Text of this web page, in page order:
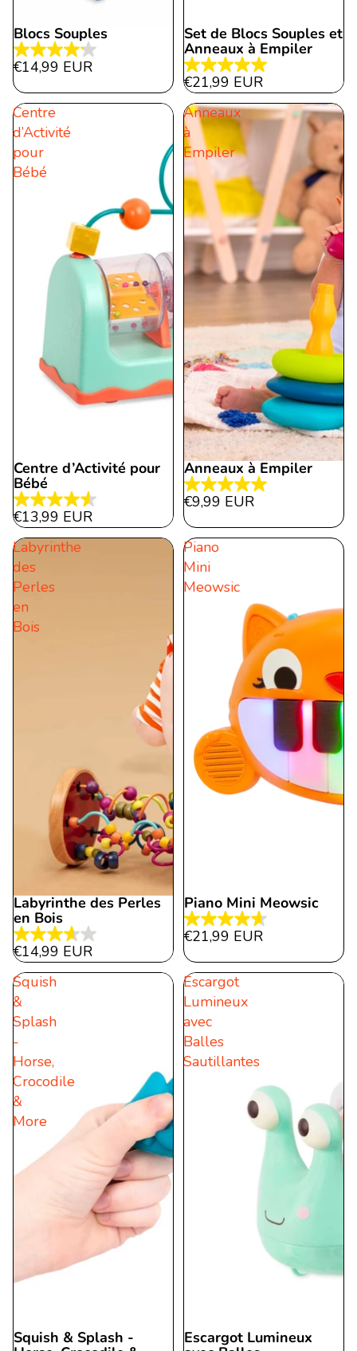
Épuisé
Blocs Souples
4.2
sur
15
€14,99 EUR
Set de Blocs Souples et
Anneaux à Empiler
5.0
étoile(s)
sur
5.
21
évaluations
€21,99 EUR
Centre
d’Activité
pour
Bébé
Centre d’Activité pour
Bébé
4.5
étoile(s)
sur
€13,99 EUR
Anneaux
à
Empiler
Anneaux à Empiler
5.0
sur
évaluations
€9,99 EUR
Labyrinthe
des
Perles
en
Bois
Labyrinthe des Perles
en Bois
3.7
étoile(s)
€14,99 EUR
Piano
Mini
Meowsic
Piano Mini Meowsic
4.6
sur
5.
11
€21,99 EUR
Squish
&
Splash
-
Horse,
Crocodile
&
More
Squish & Splash -
Escargot
Lumineux
avec
Balles
Sautillantes
Escargot Lumineux